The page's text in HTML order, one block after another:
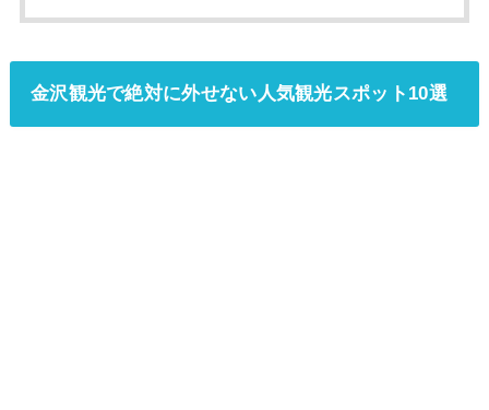
金沢観光で絶対に外せない人気観光スポット10選